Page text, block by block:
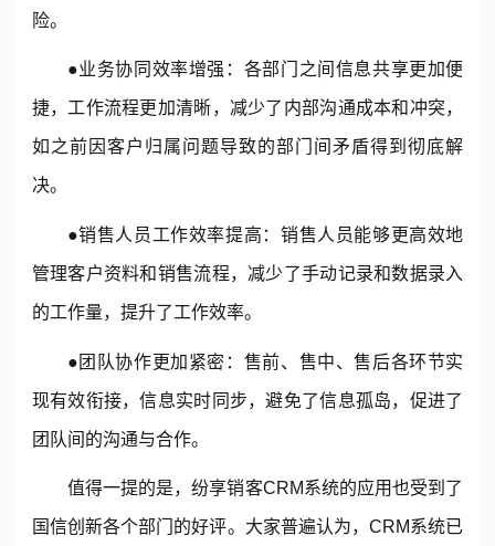
险。
●业务协同效率增强：各部门之间信息共享更加便
捷，工作流程更加清晰，减少了内部沟通成本和冲突，
如之前因客户归属问题导致的部门间矛盾得到彻底解
决。
●销售人员工作效率提高：销售人员能够更高效地
管理客户资料和销售流程，减少了手动记录和数据录入
的工作量，提升了工作效率。
●团队协作更加紧密：售前、售中、售后各环节实
现有效衔接，信息实时同步，避免了信息孤岛，促进了
团队间的沟通与合作。
值得一提的是，纷享销客CRM系统的应用也受到了
国信创新各个部门的好评。大家普遍认为，CRM系统已